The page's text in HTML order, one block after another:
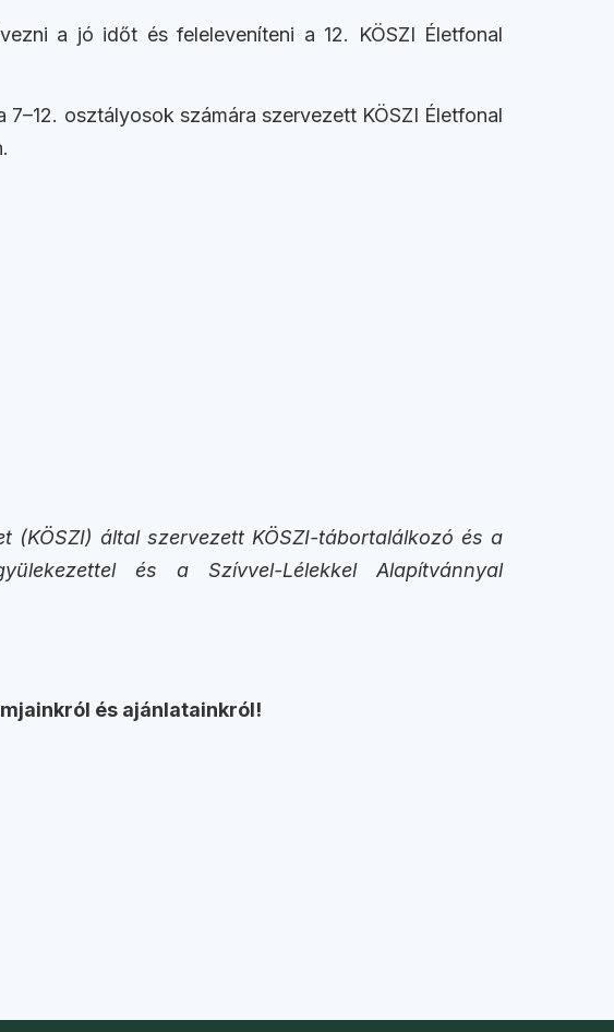
a jó időt és feleleveníteni a 12. KÖSZI Életfonal
osztályosok számára szervezett KÖSZI Életfonal
(KÖSZI) által szervezett KÖSZI-tábortalálkozó és a
és a Szívvel-Lélekkel Alapítvánnyal
és ajánlatainkról!